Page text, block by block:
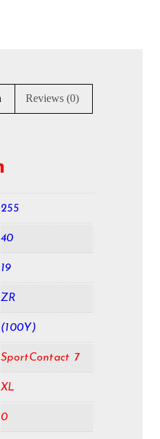
Reviews (0)
255
40
19
ZR
(100Y)
SportContact 7
XL
0